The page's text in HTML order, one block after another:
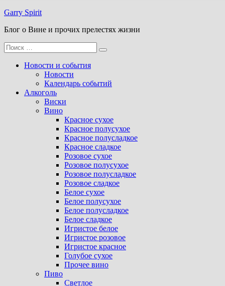
Перейти
содержимому
Garry Spirit
Блог о Вине и прочих прелестях жизни
Поиск
для:
Новости и события
Новости
Календарь событий
Алкоголь
Виски
Вино
Красное сухое
Красное полусухое
Красное полусладкое
Красное сладкое
Розовое сухое
Розовое полусухое
Розовое полусладкое
Розовое сладкое
Белое сухое
Белое полусухое
Белое полусладкое
Белое сладкое
Игристое белое
Игристое розовое
Игристое красное
Голубое сухое
Прочее вино
Пиво
Светлое